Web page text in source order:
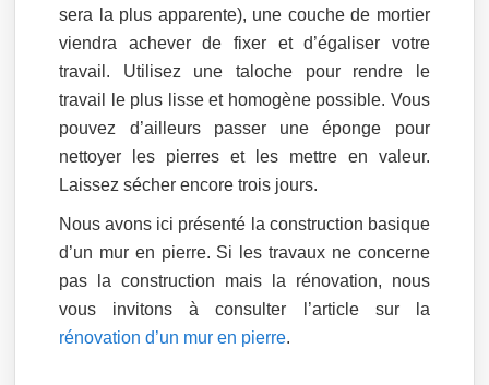
sera la plus apparente), une couche de mortier
viendra achever de fixer et d’égaliser votre
travail. Utilisez une taloche pour rendre le
travail le plus lisse et homogène possible. Vous
pouvez d’ailleurs passer une éponge pour
nettoyer les pierres et les mettre en valeur.
Laissez sécher encore trois jours.
Nous avons ici présenté la construction basique
d’un mur en pierre. Si les travaux ne concerne
pas la construction mais la rénovation, nous
vous invitons à consulter l’article sur la
rénovation d’un mur en pierre.